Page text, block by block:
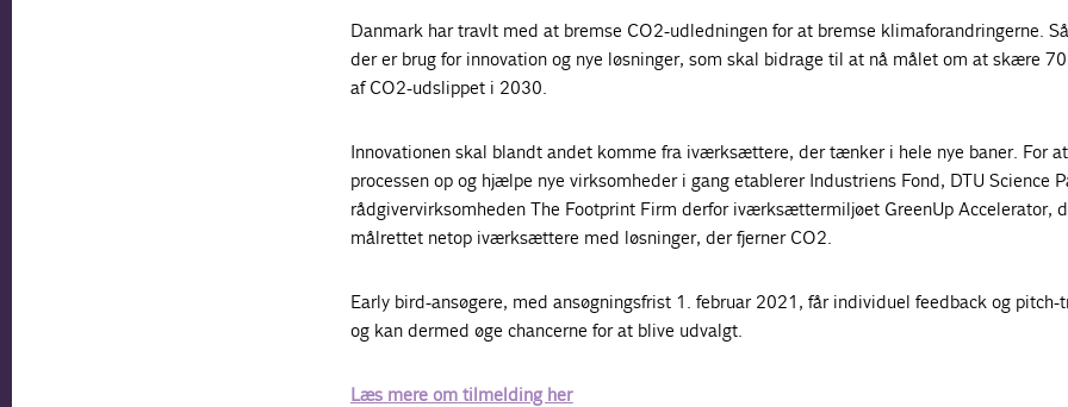
Danmark har travlt med at bremse CO2-udledningen for at bremse klimaforandringerne.
der er brug for innovation og nye løsninger, som skal bidrage til at nå målet om at skære
af CO2-udslippet i 2030.
Innovationen skal blandt andet komme fra iværksættere, der tænker i hele nye baner. For
processen op og hjælpe nye virksomheder i gang etablerer Industriens Fond, DTU Science
rådgivervirksomheden The Footprint Firm derfor iværksættermiljøet GreenUp Accelerator,
målrettet netop iværksættere med løsninger, der fjerner CO2.
Early bird-ansøgere, med ansøgningsfrist 1. februar 2021, får individuel feedback og
og kan dermed øge chancerne for at blive udvalgt.
Læs mere om tilmelding her